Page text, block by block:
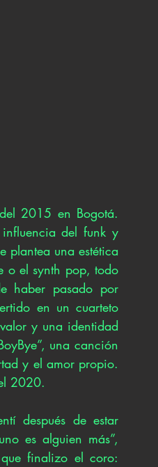
2015 en Bogotá.
del funk y
plantea una estética
o el synth pop, todo
haber pasado por
en un cuarteto
y una identidad
una canción
y el amor propio.
2020.
después de estar
es alguien más”,
finalizo el coro: